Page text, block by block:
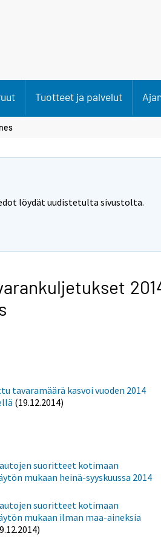
Tuotteet ja palvelut
löydät uudistetulta sivustolta.
tavaramäärä kasvoi vuoden 2014
(19.12.2014)
suoritteet kotimaan
mukaan heinä-syyskuussa 2014
suoritteet kotimaan
mukaan ilman maa-aineksia